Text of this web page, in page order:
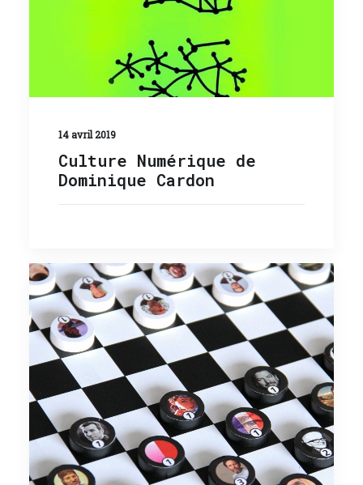
14 avril 2019
Culture Numérique de
Dominique Cardon